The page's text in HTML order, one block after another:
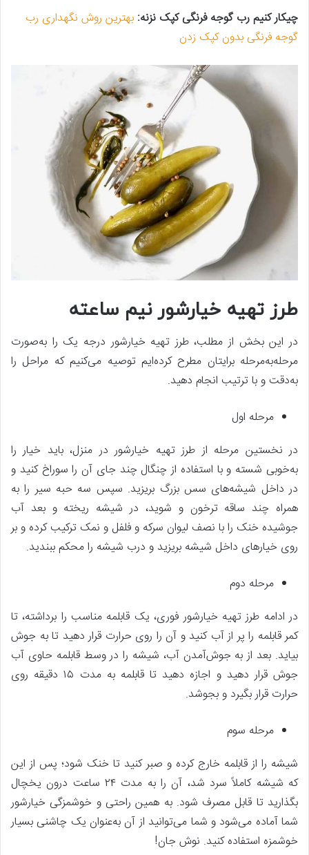
چیکار کنیم رب گوجه فرنگی کپک نزنه: بهترین روش نگهداری رب
گوجه‌ فرنگی بدون کپک زدن
طرز تهیه خیارشور نیم ساعته
در این بخش از مطلب، طرز تهیه خیارشور درجه یک را به‌صورت
مرحله‌به‌مرحله برایتان مطرح کرده‌ایم توصیه می‌کنیم که مراحل را
به‌دقت و با ترتیب انجام دهید.
مرحله اول
در نخستین مرحله از طرز تهیه خیارشور در منزل، باید خیار را
به‌خوبی شسته و با استفاده از چنگال چند جای آن را سوراخ کنید و
در داخل شیشه‌های سس بزرگ بریزید. سپس سه حبه سیر را به
همراه چند ساقه ترخون و شوید، در شیشه ریخته و بعد آب
جوشیده خنک را با نصف لیوان سرکه و فلفل و نمک ترکیب کرده و بر
روی خیارهای داخل شیشه بریزید و درب شیشه را محکم ببندید.
مرحله دوم
در ادامه طرز تهیه خیارشور فوری، یک قابلمه مناسب را برداشته، تا
کمر قابلمه را پر از آب کنید و آن را روی حرارت قرار دهید تا به جوش
بیاید. بعد از به جوش‌آمدن آب، شیشه را در وسط قابلمه حاوی آب
جوش قرار دهید و اجازه دهید تا قابلمه به مدت ۱۵ دقیقه روی
حرارت قرار بگیرد و بجوشد.
مرحله سوم
شیشه را از قابلمه خارج کرده و صبر کنید تا خنک شود؛ پس از این
که شیشه کاملاً سرد شد، آن را به مدت ۲۴ ساعت درون یخچال
بگذارید تا قابل ‌مصرف شود. به همین راحتی و خوشمزگی خیارشور
شما آماده می‌شود و شما می‌توانید از آن به‌عنوان یک چاشنی بسیار
خوشمزه استفاده کنید. نوش جان!